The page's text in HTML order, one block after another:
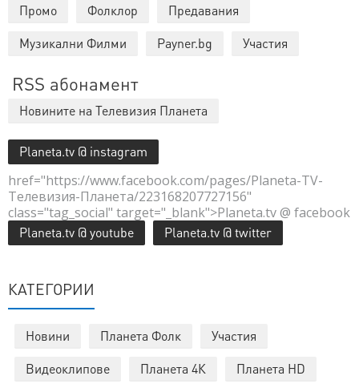
Промо Фолклор
Предавания
Музикални Филми
Payner.bg Участия
RSS абонамент
Новините на Телевизия Планета
Planeta.tv @ instagram
href="https://www.facebook.com/pages/Planeta-TV-
Телевизия-Планета/223168207727156"
class="tag_social" target="_blank">Planeta.tv @ facebook
Planeta.tv @ youtube Planeta.tv @ twitter
КАТЕГОРИИ
Новини Планета Фолк
Участия
Видеоклипове
Планета 4К
Планета HD